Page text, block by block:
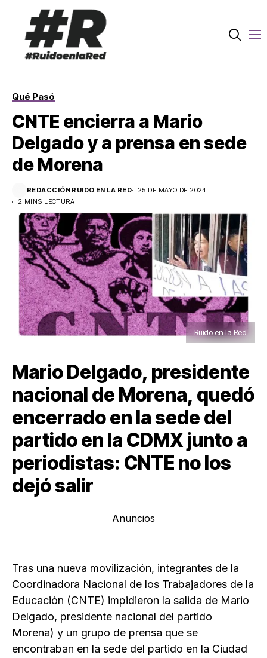
Qué Pasó
CNTE encierra a Mario
Delgado y a prensa en sede
de Morena
REDACCIÓN RUIDO EN LA RED
25 DE MAYO DE 2024
2 MINS LECTURA
Ruido en la Red
Mario Delgado, presidente
nacional de Morena, quedó
encerrado en la sede del
partido en la CDMX junto a
periodistas: CNTE no los
dejó salir
Anuncios
Tras una nueva movilización, integrantes de la
Coordinadora Nacional de los Trabajadores de la
Educación (CNTE) impidieron la salida de Mario
Delgado, presidente nacional del partido
Morena) y un grupo de prensa que se
encontraban en la sede del partido en la Ciudad